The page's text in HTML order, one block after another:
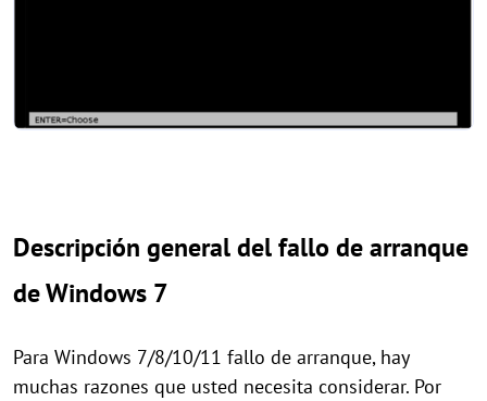
Descripción general del fallo de arranque
de Windows 7
Para Windows 7/8/10/11 fallo de arranque, hay
muchas razones que usted necesita considerar. Por